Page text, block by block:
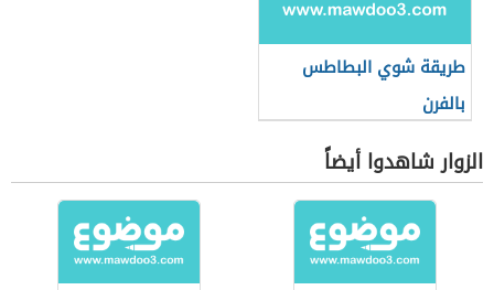
طريقة شوي البطاطس
بالفرن
الزوار شاهدوا أيضاً